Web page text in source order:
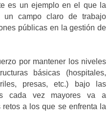
es un ejemplo en el que la
un campo claro de trabajo
públicas en la gestión de
por mantener los niveles
básicas (hospitales,
presas, etc.) bajo las
cada vez mayores va a
a los que se enfrenta la